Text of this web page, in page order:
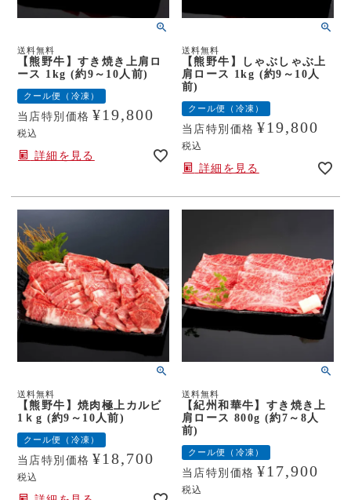
送料無料
【熊野牛】すき焼き上肩ロ
ース 1kg (約9～10人前)
クール便（冷凍）
当店特別価格 ¥19,800
税込
詳細を見る
送料無料
【熊野牛】しゃぶしゃぶ上
肩ロース 1kg (約9～10人
前)
クール便（冷凍）
当店特別価格 ¥19,800
税込
詳細を見る
送料無料
【熊野牛】焼肉極上カルビ
1ｋg (約9～10人前)
クール便（冷凍）
当店特別価格 ¥18,700
税込
送料無料
【紀州和華牛】すき焼き上
肩ロース 800g (約7～8人
前)
クール便（冷凍）
当店特別価格 ¥17,900
税込